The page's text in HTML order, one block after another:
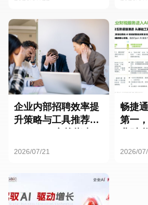
企业内部招聘效率提
升策略与工具推荐：
2026/07/21
畅捷
第一
2026/